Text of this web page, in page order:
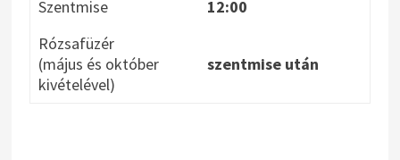
Szentmise
12:00
Rózsafüzér
(május és október
kivételével)
szentmise után